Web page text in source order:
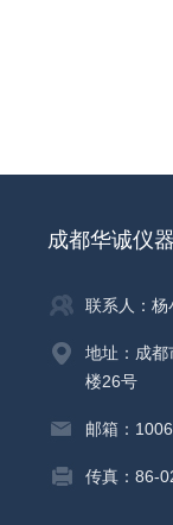
成都华诚仪
联系人：杨
地址：成
楼26号
邮箱：
传真：86-